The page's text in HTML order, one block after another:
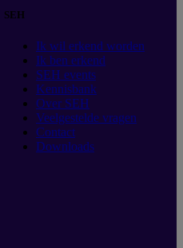
SEH
Ik wil erkend worden
Ik ben erkend
SEH events
Kennisbank
Over SEH
Veelgestelde vragen
Contact
Downloads